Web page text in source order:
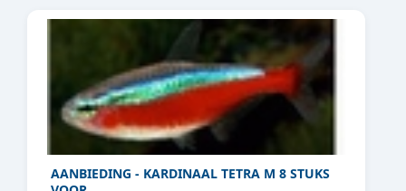
AANBIEDING - KARDINAAL TETRA M 8 STUKS